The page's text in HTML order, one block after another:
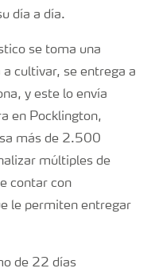
día a día.
se toma una
cultivar, se entrega a
y este lo envía
en Pocklington,
más de 2.500
múltiples de
contar con
le permiten entregar
de 22 días